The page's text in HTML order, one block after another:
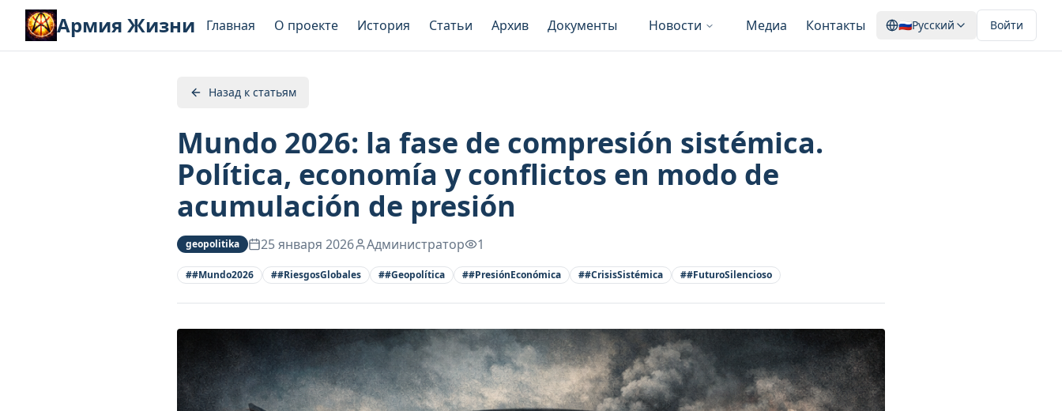
Армия Жизни Главная О проекте История Статьи Архив Документы Новости Медиа Контакты 🇷🇺Русский Войти
Назад к статьям
Mundo 2026: la fase de compresión sistémica.
Política, economía y conflictos en modo de
acumulación de presión
geopolitika 25 января 2026 Администратор 1
##Mundo2026 ##RiesgosGlobales ##Geopolítica ##PresiónEconómica ##CrisisSistémica ##FuturoSilencioso